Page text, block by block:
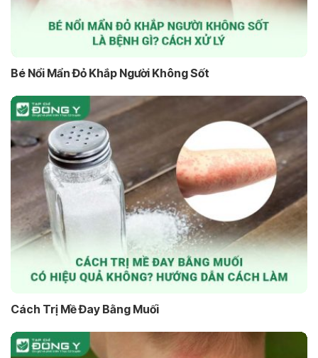
Bé Nổi Mẩn Đỏ Khắp Người Không Sốt
Cách Trị Mề Đay Bằng Muối